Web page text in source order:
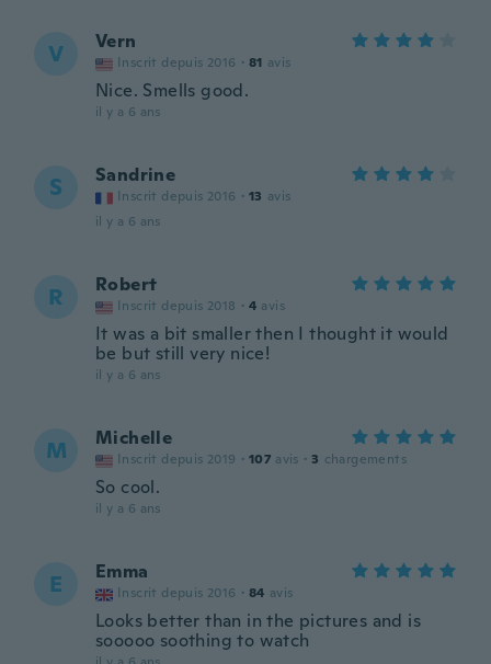
V Vern
Inscrit depuis 2016 · 81 avis
Nice. Smells good.
il y a 6 ans
S Sandrine
Inscrit depuis 2016 · 13 avis
il y a 6 ans
R Robert
Inscrit depuis 2018 · 4 avis
It was a bit smaller then I thought it would
be but still very nice!
il y a 6 ans
M Michelle
Inscrit depuis 2019 · 107 avis · 3 chargements
So cool.
il y a 6 ans
E Emma
Inscrit depuis 2016 · 84 avis
Looks better than in the pictures and is
sooooo soothing to watch